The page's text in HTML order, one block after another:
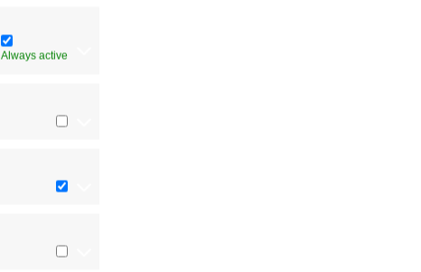
Always active